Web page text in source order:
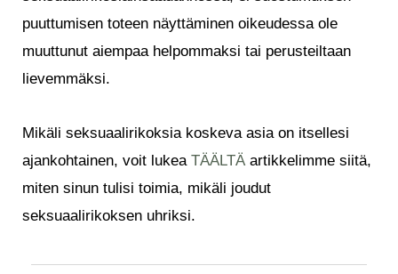
puuttumisen toteen näyttäminen oikeudessa ole
muuttunut aiempaa helpommaksi tai perusteiltaan
lievemmäksi.
Mikäli seksuaalirikoksia koskeva asia on itsellesi
ajankohtainen, voit lukea TÄÄLTÄ artikkelimme siitä,
miten sinun tulisi toimia, mikäli joudut
seksuaalirikoksen uhriksi.